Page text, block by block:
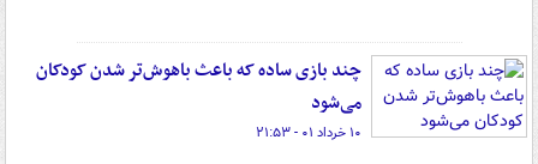
چند بازی ساده که باعث باهوش‌تر شدن کودکان
می‌شود
۱۰ خرداد ۰۱ - ۲۱:۵۳